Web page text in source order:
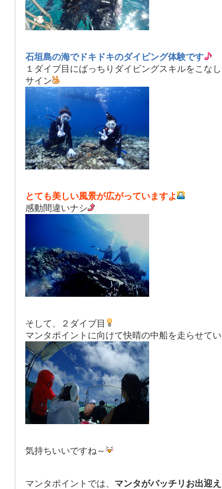
石垣島の海でドキドキのダイビング体験です
１ダイブ目にばっちりダイビングスキルをこな
サイン
とても美しい風景が広がっていますよ
感動間違いナシ
そして、２ダイブ目
マンタポイントに向けて快晴の中船を走らせて
気持ちいいですね～
マンタポイントでは、 マンタがバッチリお出迎え